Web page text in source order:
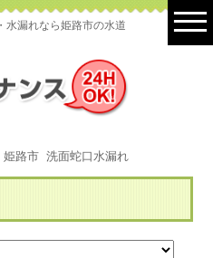
漏れなら姫路市の水道
路市 洗面蛇口水漏れ